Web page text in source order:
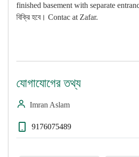
finished basement with separate
বিক্রি হবে। Contac at Zafar.
যোগাযোগের তথ্য
Imran Aslam
9176075489